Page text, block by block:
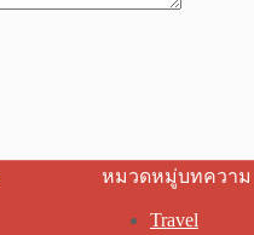
หมวดหมู่บทความ
Travel